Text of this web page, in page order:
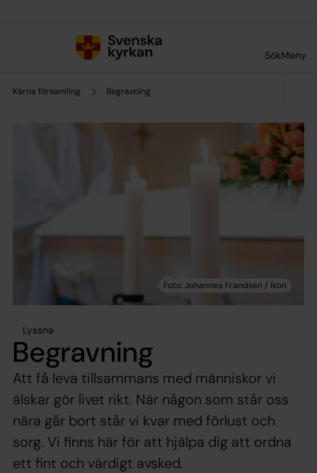
SökMeny
Kärna församling Begravning
Lyssna
Begravning
Att få leva tillsammans med människor vi
älskar gör livet rikt. När någon som står oss
nära går bort står vi kvar med förlust och
sorg. Vi finns här för att hjälpa dig att ordna
ett fint och värdigt avsked.